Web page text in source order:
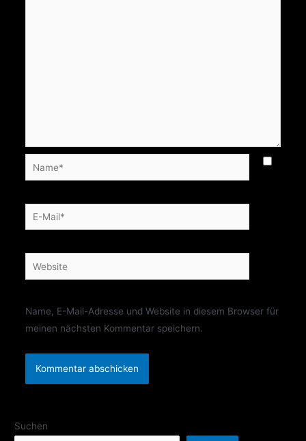
Name*
E-
Mail*
Website
Name, E-Mail-Adresse und Website in diesem Browser für
meinen nächsten Kommentar speichern.
Suchen